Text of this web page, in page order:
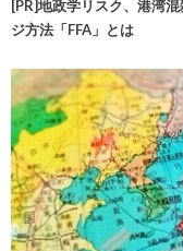
[PR]地政学リスク、港湾
ジ方法「FFA」とは